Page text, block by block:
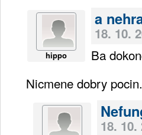
hippo
a
18. 10.
Ba
Nicmene dobry pocin.
18. 10.